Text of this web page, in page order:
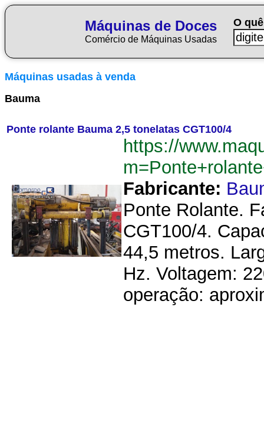
Máquinas de Doces
Comércio de Máquinas Usadas
O
Máquinas usadas à venda
Bauma
Ponte rolante Bauma 2,5 tonelatas CGT100/4
https://
Fabricante:
Ponte Rolante.
CGT100/4.
44,5 metros.
Hz. Voltagem:
operação: